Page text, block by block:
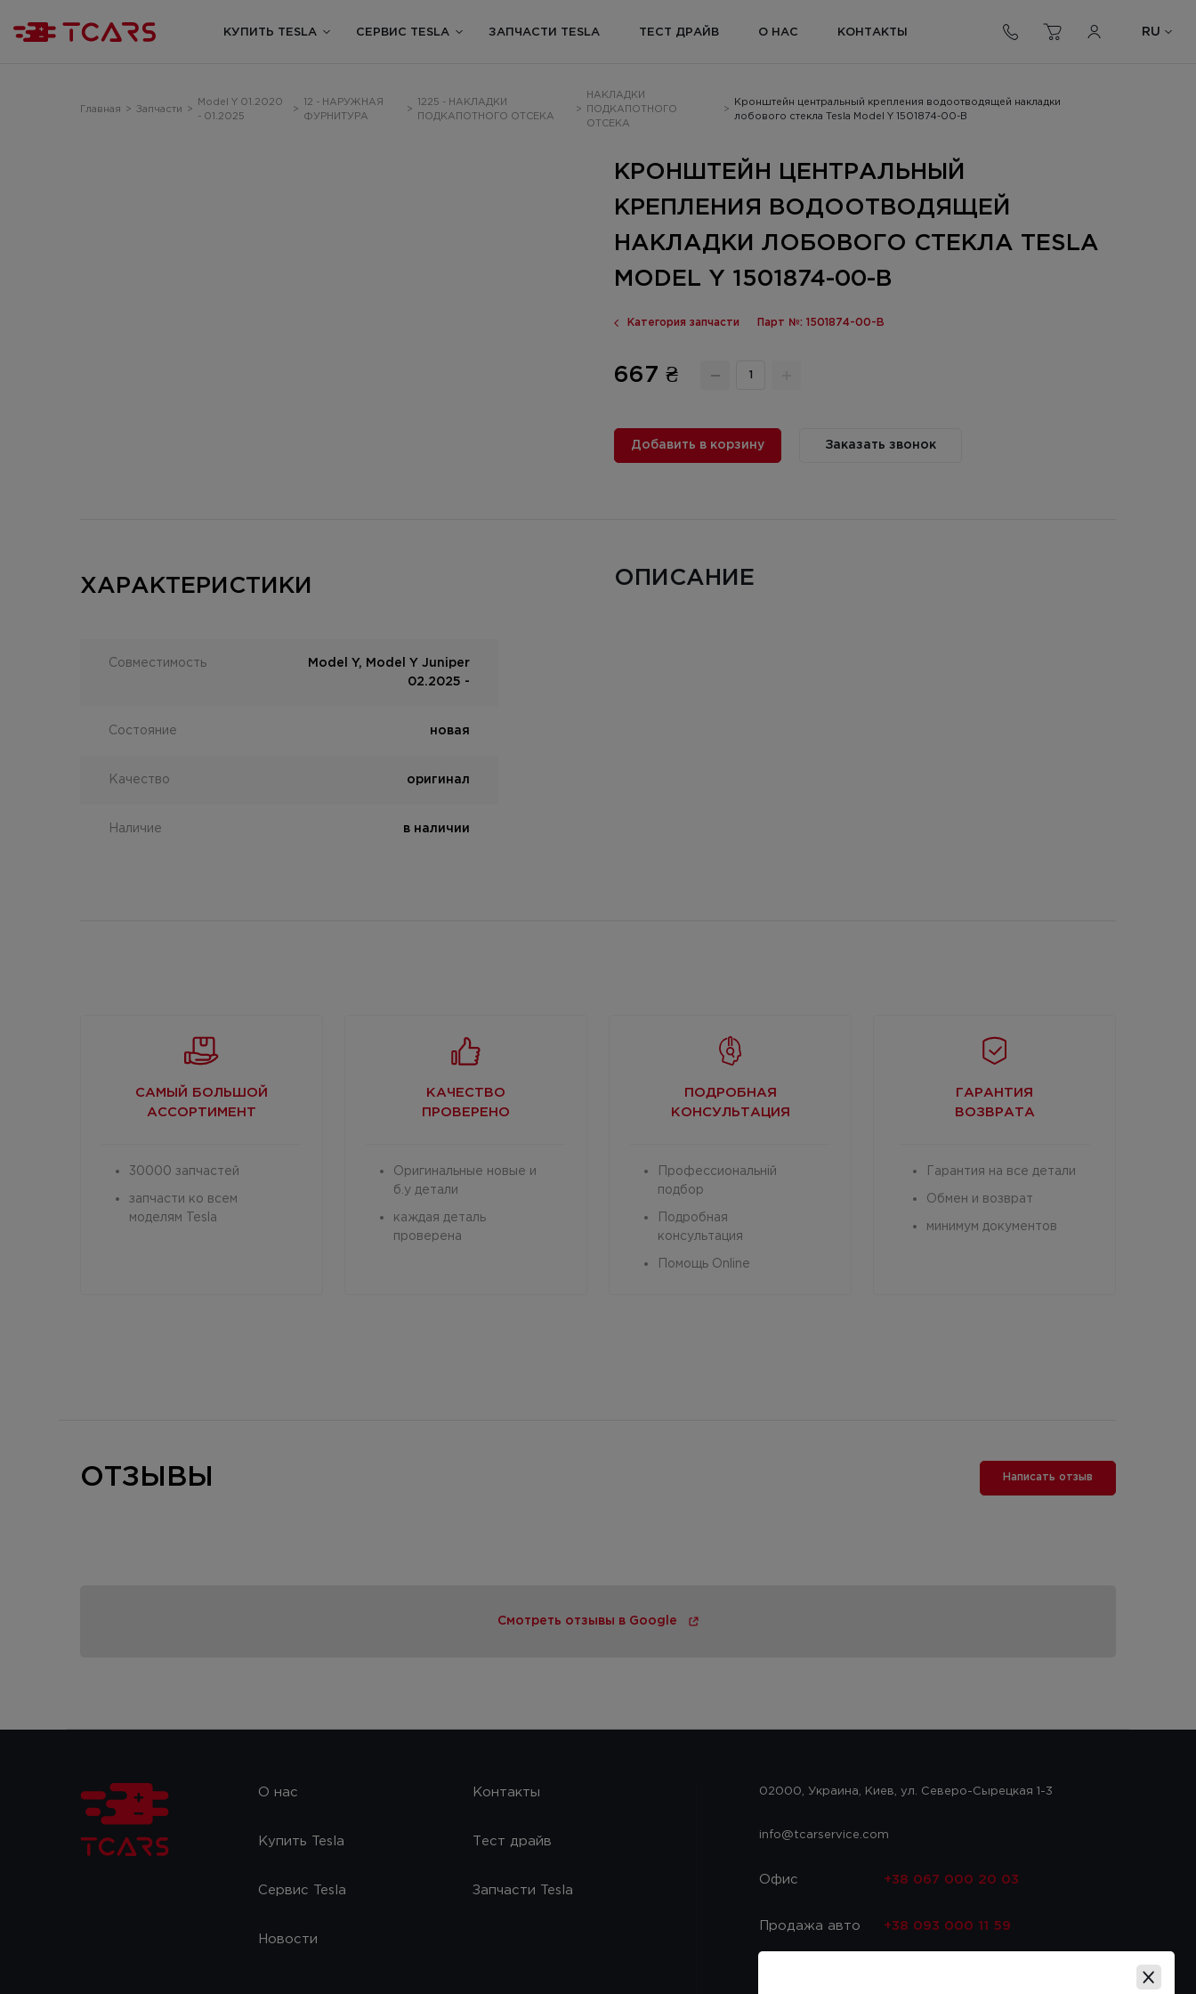
КУПИТЬ TESLA СЕРВИС TESLA ЗАПЧАСТИ TESLA ТЕСТ ДРАЙВ О НАС КОНТАКТЫ RU
Главная > Запчасти >
Model Y 01.2020
- 01.2025
>
12 - НАРУЖНАЯ
ФУРНИТУРА
>
1225 - НАКЛАДКИ
ПОДКАПОТНОГО ОТСЕКА
>
НАКЛАДКИ
ПОДКАПОТНОГО
ОТСЕКА
>
Кронштейн центральный крепления водоотводящей накладки
лобового стекла Tesla Model Y 1501874-00-B
КРОНШТЕЙН ЦЕНТРАЛЬНЫЙ
КРЕПЛЕНИЯ ВОДООТВОДЯЩЕЙ
НАКЛАДКИ ЛОБОВОГО СТЕКЛА TESLA
MODEL Y 1501874-00-B
Категория запчасти Парт №: 1501874-00-B
667 ₴
Добавить в корзину Заказать звонок
ХАРАКТЕРИСТИКИ
Совместимость
Model Y, Model Y Juniper
02.2025 -
Состояние новая
Качество оригинал
Наличие в наличии
ОПИСАНИЕ
САМЫЙ БОЛЬШОЙ
АССОРТИМЕНТ
30000 запчастей
запчасти ко всем
моделям Tesla
КАЧЕСТВО
ПРОВЕРЕНО
Оригинальные новые и
б.у детали
каждая деталь
проверена
ПОДРОБНАЯ
КОНСУЛЬТАЦИЯ
Профессиональній
подбор
Подробная
консультация
Помощь Online
ГАРАНТИЯ
ВОЗВРАТА
Гарантия на все детали
Обмен и возврат
минимум документов
ОТЗЫВЫ Написать отзыв
Смотреть отзывы в Google
О нас Контакты
Купить Tesla Тест драйв
Сервис Tesla Запчасти Tesla
Новости
02000, Украина, Киев, ул. Северо-Сырецкая 1-3
info@tcarservice.com
Офис +38 067 000 20 03
Продажа авто +38 093 000 11 59